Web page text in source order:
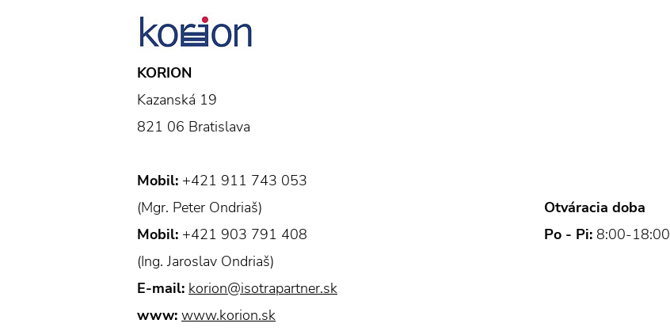
KORION
Kazanská 19
821 06 Bratislava
Mobil: +421 911 743 053
(Mgr. Peter Ondriaš)
Mobil: +421 903 791 408
(Ing. Jaroslav Ondriaš)
E-mail: korion@isotrapartner.sk
www: www.korion.sk
Otváracia doba
Po - Pi: 8:00-18:00